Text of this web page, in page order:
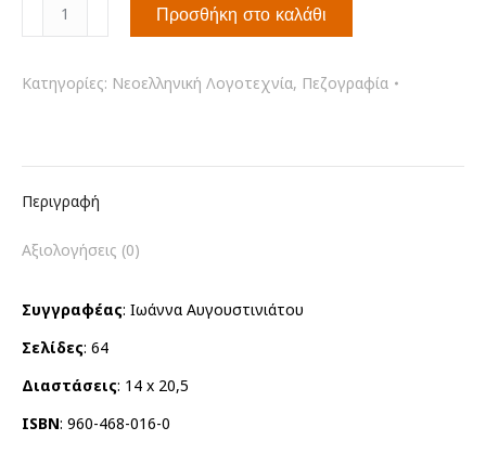
ποσότητα
Προσθήκη στο καλάθι
Κατηγορίες: Νεοελληνική Λογοτεχνία, Πεζογραφία
Περιγραφή
Αξιολογήσεις (0)
Συγγραφέας: Ιωάννα Αυγουστινιάτου
Σελίδες: 64
Διαστάσεις: 14 x 20,5
ISBN: 960-468-016-0